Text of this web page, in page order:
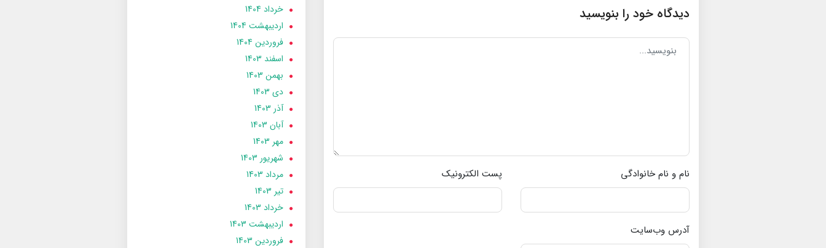
دیدگاه خود را بنویسید
نام و نام خانوادگی پست الکترونیک
آدرس وب‌سایت
خرداد 1404
ارديبهشت 1404
فروردین 1404
اسفند 1403
بهمن 1403
دی 1403
آذر 1403
آبان 1403
مهر 1403
شهریور 1403
مرداد 1403
تير 1403
خرداد 1403
ارديبهشت 1403
فروردین 1403